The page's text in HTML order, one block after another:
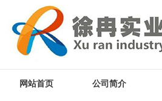
网站首页 公司简介